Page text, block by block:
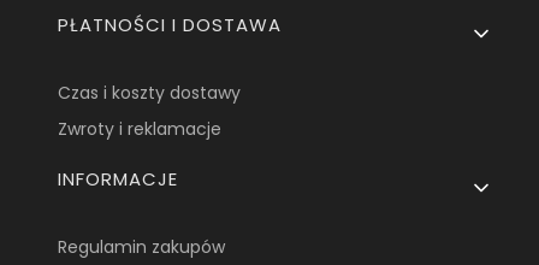
PŁATNOŚCI I DOSTAWA
Czas i koszty dostawy
Zwroty i reklamacje
INFORMACJE
Regulamin zakupów